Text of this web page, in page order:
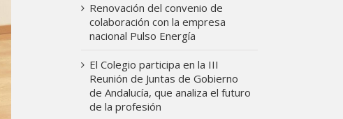
Renovación del convenio de
colaboración con la empresa
nacional Pulso Energía
El Colegio participa en la III
Reunión de Juntas de Gobierno
de Andalucía, que analiza el futuro
de la profesión